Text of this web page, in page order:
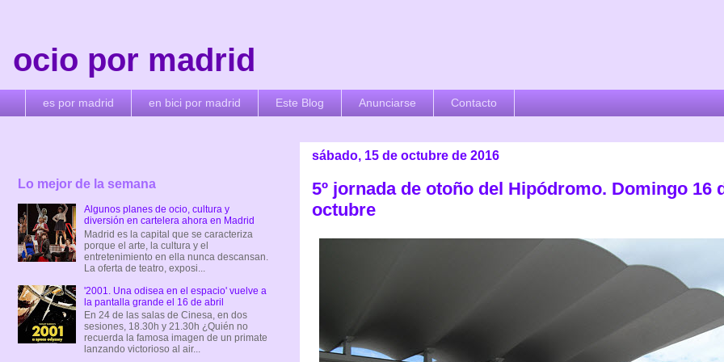
ocio por madrid
es por madrid en bici por madrid Este Blog Anunciarse Contacto
sábado, 15 de octubre de 2016
5º jornada de otoño del Hipódromo. Domingo 16
octubre
Lo mejor de la semana
Algunos planes de ocio, cultura y
diversión en cartelera ahora en Madrid
Madrid es la capital que se caracteriza
porque el arte, la cultura y el
entretenimiento en ella nunca descansan.
La oferta de teatro, exposi...
'2001. Una odisea en el espacio' vuelve a
la pantalla grande el 16 de abril
En 24 de las salas de Cinesa, en dos
sesiones, 18.30h y 21.30h ¿Quién no
recuerda la famosa imagen de un primate
lanzando victorioso al air...